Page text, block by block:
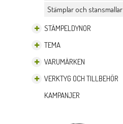
Stämplar och stansmallar
STÄMPELDYNOR
TEMA
VARUMÄRKEN
VERKTYG OCH TILLBEHÖR
KAMPANJER